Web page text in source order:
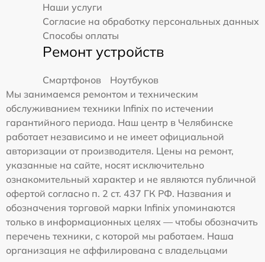
Наши услуги
Согласие на обработку персональных данных
Способы оплаты
Ремонт устройств
Смартфонов
Ноутбуков
Мы занимаемся ремонтом и техническим
обслуживанием техники Infinix по истечении
гарантийного периода. Наш центр в Челябинске
работает независимо и не имеет официальной
авторизации от производителя. Цены на ремонт,
указанные на сайте, носят исключительно
ознакомительный характер и не являются публичной
офертой согласно п. 2 ст. 437 ГК РФ. Названия и
обозначения торговой марки Infinix упоминаются
только в информационных целях — чтобы обозначить
перечень техники, с которой мы работаем. Наша
организация не аффилирована с владельцами